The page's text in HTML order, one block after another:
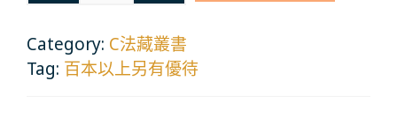
Category: C法藏叢書
Tag: 百本以上另有優待